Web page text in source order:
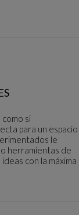
si
para un espacio
le
herramientas de
con la máxima